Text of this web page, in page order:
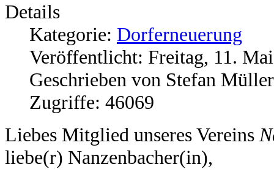
Details
Kategorie: Dorferneuerung
Veröffentlicht: Freitag, 11.
Geschrieben von Stefan Müller
Zugriffe: 46069
Liebes Mitglied unseres Vereins
liebe(r) Nanzenbacher(in),